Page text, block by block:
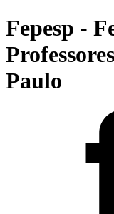
Fepesp -
Paulo